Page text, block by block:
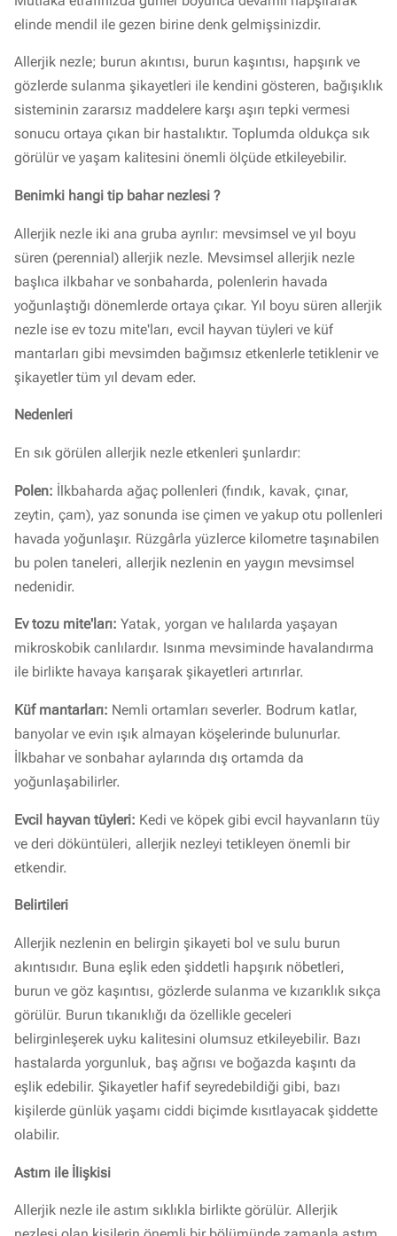
elinde mendil ile gezen birine denk gelmişsinizdir.
Allerjik nezle; burun akıntısı, burun kaşıntısı, hapşırık ve
gözlerde sulanma şikayetleri ile kendini gösteren, bağışıklık
sisteminin zararsız maddelere karşı aşırı tepki vermesi
sonucu ortaya çıkan bir hastalıktır. Toplumda oldukça sık
görülür ve yaşam kalitesini önemli ölçüde etkileyebilir.
Benimki hangi tip bahar nezlesi ?
Allerjik nezle iki ana gruba ayrılır: mevsimsel ve yıl boyu
süren (perennial) allerjik nezle. Mevsimsel allerjik nezle
başlıca ilkbahar ve sonbaharda, polenlerin havada
yoğunlaştığı dönemlerde ortaya çıkar. Yıl boyu süren allerjik
nezle ise ev tozu mite'ları, evcil hayvan tüyleri ve küf
mantarları gibi mevsimden bağımsız etkenlerle tetiklenir ve
şikayetler tüm yıl devam eder.
Nedenleri
En sık görülen allerjik nezle etkenleri şunlardır:
Polen: İlkbaharda ağaç pollenleri (fındık, kavak, çınar,
zeytin, çam), yaz sonunda ise çimen ve yakup otu pollenleri
havada yoğunlaşır. Rüzgârla yüzlerce kilometre taşınabilen
bu polen taneleri, allerjik nezlenin en yaygın mevsimsel
nedenidir.
Ev tozu mite'ları: Yatak, yorgan ve halılarda yaşayan
mikroskobik canlılardır. Isınma mevsiminde havalandırma
ile birlikte havaya karışarak şikayetleri artırırlar.
Küf mantarları: Nemli ortamları severler. Bodrum katlar,
banyolar ve evin ışık almayan köşelerinde bulunurlar.
İlkbahar ve sonbahar aylarında dış ortamda da
yoğunlaşabilirler.
Evcil hayvan tüyleri: Kedi ve köpek gibi evcil hayvanların tüy
ve deri döküntüleri, allerjik nezleyi tetikleyen önemli bir
etkendir.
Belirtileri
Allerjik nezlenin en belirgin şikayeti bol ve sulu burun
akıntısıdır. Buna eşlik eden şiddetli hapşırık nöbetleri,
burun ve göz kaşıntısı, gözlerde sulanma ve kızarıklık sıkça
görülür. Burun tıkanıklığı da özellikle geceleri
belirginleşerek uyku kalitesini olumsuz etkileyebilir. Bazı
hastalarda yorgunluk, baş ağrısı ve boğazda kaşıntı da
eşlik edebilir. Şikayetler hafif seyredebildiği gibi, bazı
kişilerde günlük yaşamı ciddi biçimde kısıtlayacak şiddette
olabilir.
Astım ile İlişkisi
Allerjik nezle ile astım sıklıkla birlikte görülür. Allerjik